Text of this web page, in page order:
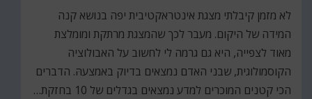
לא מזמן קיבלתי מצגת אינטראקטיבית יפה בנושא קנה
המידה של היקום. מעבר לכך שהמצגת מרתקת ומומלצת
מאוד לצפייה, היא גם גרמה לי לחשוב על האבולוציה
הקוסמולוגית, שבני האדם נמצאים בדיוק באמצעהּ. הדברים
הכי קטנים המוכרים למדע נמצאים בגדלים של 10 בחזקת…